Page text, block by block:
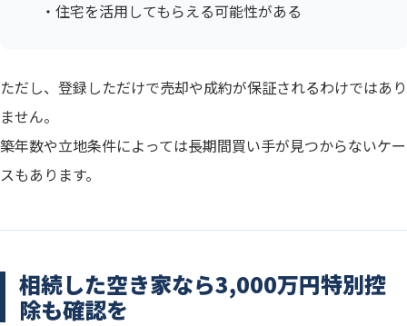
・住宅を活用してもらえる可能性がある
ただし、登録しただけで売却や成約が保証されるわけではあり
ません。
築年数や立地条件によっては長期間買い手が見つからないケー
スもあります。
相続した空き家なら3,000万円特別控
除も確認を